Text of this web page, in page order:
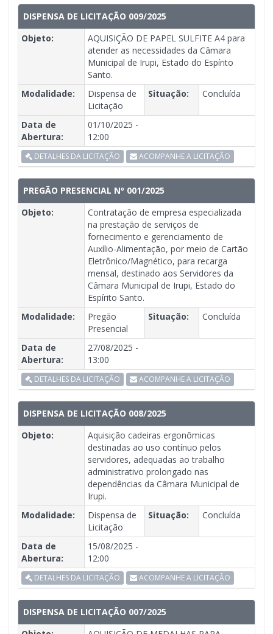
DISPENSA DE LICITAÇÃO 009/2025
Objeto:
AQUISIÇÃO DE PAPEL SULFITE A4 para
atender as necessidades da Câmara
Municipal de Irupi, Estado do Espírito
Santo.
Modalidade:
Dispensa de
Licitação
Situação: Concluída
Data de
Abertura:
01/10/2025 -
12:00
DETALHES DA LICITAÇÃO ACOMPANHE A LICITAÇÃO
PREGÃO PRESENCIAL Nº 001/2025
Objeto:
Contratação de empresa especializada
na prestação de serviços de
fornecimento e gerenciamento de
Auxílio-Alimentação, por meio de Cartão
Eletrônico/Magnético, para recarga
mensal, destinado aos Servidores da
Câmara Municipal de Irupi, Estado do
Espírito Santo.
Modalidade:
Pregão
Presencial
Situação: Concluída
Data de
Abertura:
27/08/2025 -
13:00
DETALHES DA LICITAÇÃO ACOMPANHE A LICITAÇÃO
DISPENSA DE LICITAÇÃO 008/2025
Objeto:
Aquisição cadeiras ergonômicas
destinadas ao uso contínuo pelos
servidores, adequadas ao trabalho
administrativo prolongado nas
dependências da Câmara Municipal de
Irupi.
Modalidade:
Dispensa de
Licitação
Situação: Concluída
Data de
Abertura:
15/08/2025 -
12:00
DETALHES DA LICITAÇÃO ACOMPANHE A LICITAÇÃO
DISPENSA DE LICITAÇÃO 007/2025